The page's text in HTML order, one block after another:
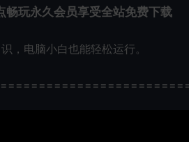
畅玩永久会员享受全站免费下载
，电脑小白也能轻松运行。